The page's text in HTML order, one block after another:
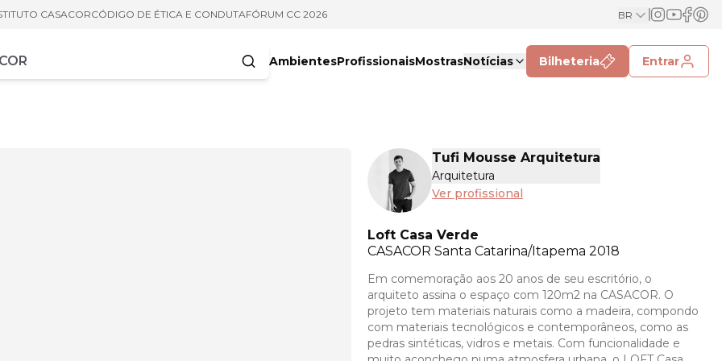
CASACORCÓDIGO DE ÉTICA E CONDUTAFÓRUM CC 2026 BR
AmbientesProfissionaisMostrasNotícias Bilheteria Entrar
Tufi Mousse Arquitetura
Arquitetura
Ver profissional
Loft Casa Verde
CASACOR Santa Catarina/Itapema 2018
Em comemoração aos 20 anos de seu escritório, o
arquiteto assina o espaço com 120m2 na CASACOR. O
projeto tem materiais naturais como a madeira, compondo
com materiais tecnológicos e contemporâneos, como as
pedras sintéticas, vidros e metais. Com funcionalidade e